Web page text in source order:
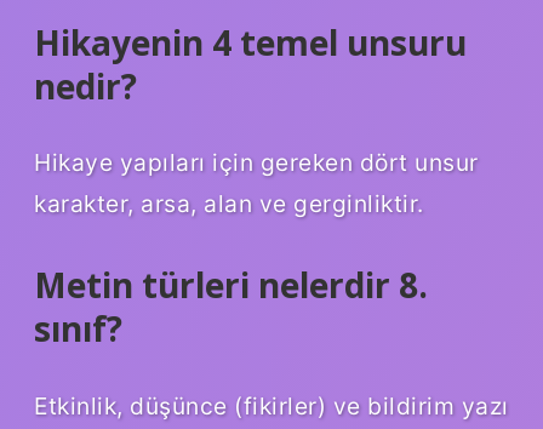
Hikayenin 4 temel unsuru
nedir?
Hikaye yapıları için gereken dört unsur
karakter, arsa, alan ve gerginliktir.
Metin türleri nelerdir 8.
sınıf?
Etkinlik, düşünce (fikirler) ve bildirim yazı